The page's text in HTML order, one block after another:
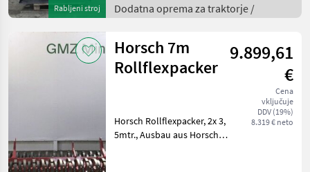
Rabljeni stroj
dodatna oprema za
traktorje
Dodatna oprema za traktorje /
Horsch 7m
Rollflexpacker
9.899,61
€
Cena
vključuje
DDV (19%)
8.319 € neto
Horsch Rollflexpacker, 2x 3,
5mtr., Ausbau aus Horsch